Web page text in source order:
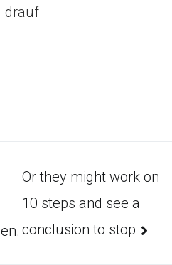
drauf
Or they might work on
10 steps and see a
conclusion to stop